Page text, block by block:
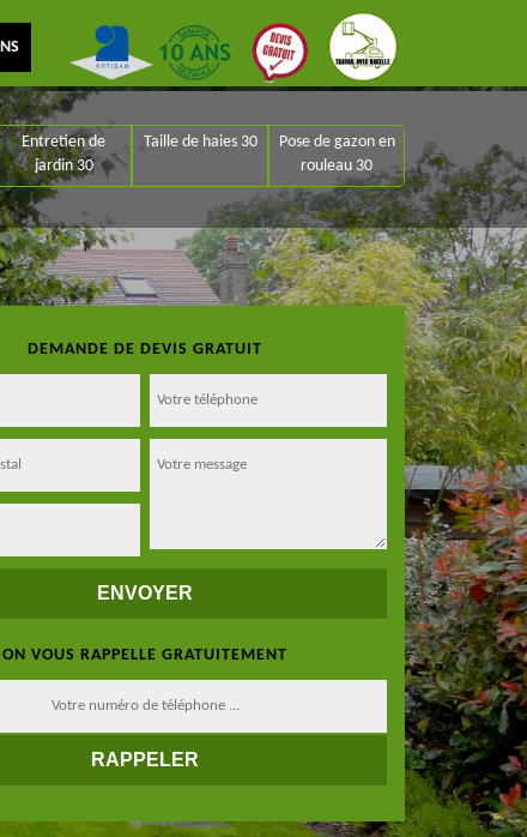
Entretien de
jardin 30
Taille de haies 30
Pose de gazon en
rouleau 30
DEMANDE DE DEVIS GRATUIT
ON VOUS RAPPELLE GRATUITEMENT